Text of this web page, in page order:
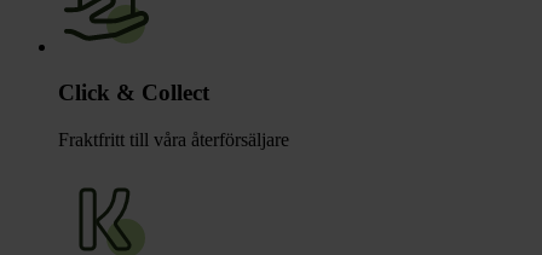
Click & Collect
Fraktfritt till våra återförsäljare